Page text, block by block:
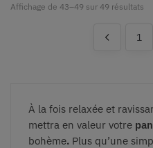
Affichage de 43–49 sur 49 résultats
1
À la fois relaxée et
mettra en valeur votre
bohème. Plus qu’une